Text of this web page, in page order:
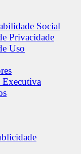
Social
Privacidade
Uso